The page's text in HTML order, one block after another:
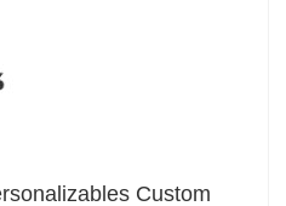
Custom